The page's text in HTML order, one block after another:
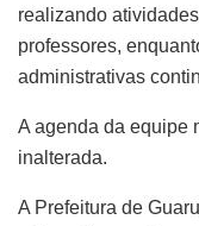
realizando
professores,
administrativas
A agenda da equipe
inalterada.
A Prefeitura de